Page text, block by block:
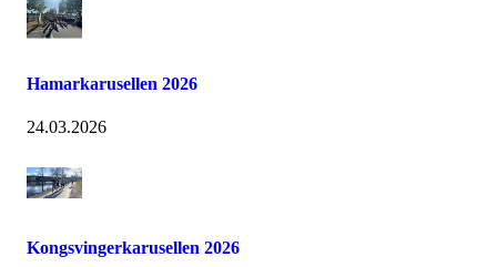
Hamarkarusellen 2026
24.03.2026
Kongsvingerkarusellen 2026